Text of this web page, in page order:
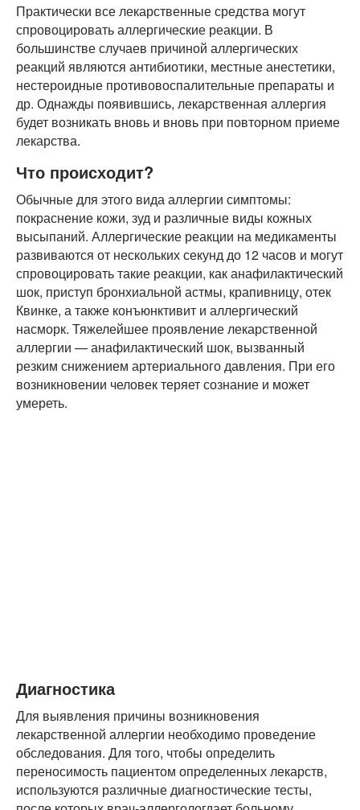
Практически все лекарственные средства могут
спровоцировать аллергические реакции. В
большинстве случаев причиной аллергических
реакций являются антибиотики, местные анестетики,
нестероидные противовоспалительные препараты и
др. Однажды появившись, лекарственная аллергия
будет возникать вновь и вновь при повторном приеме
лекарства.
Что происходит?
Обычные для этого вида аллергии симптомы:
покраснение кожи, зуд и различные виды кожных
высыпаний. Аллергические реакции на медикаменты
развиваются от нескольких секунд до 12 часов и могут
спровоцировать такие реакции, как анафилактический
шок, приступ бронхиальной астмы, крапивницу, отек
Квинке, а также конъюнктивит и аллергический
насморк. Тяжелейшее проявление лекарственной
аллергии — анафилактический шок, вызванный
резким снижением артериального давления. При его
возникновении человек теряет сознание и может
умереть.
Диагностика
Для выявления причины возникновения
лекарственной аллергии необходимо проведение
обследования. Для того, чтобы определить
переносимость пациентом определенных лекарств,
используются различные диагностические тесты,